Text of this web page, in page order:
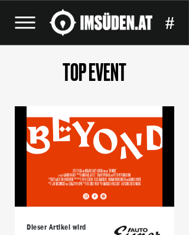
#
TOP EVENT
Dieser Artikel wird